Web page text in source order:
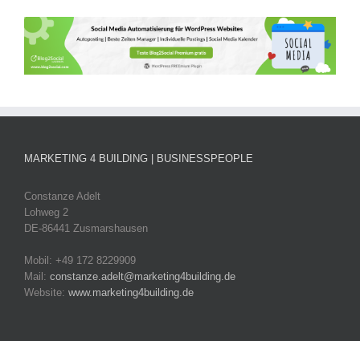
MARKETING 4 BUILDING | BUSINESSPEOPLE
Constanze Adelt
Lohweg 2
DE-86441 Zusmarshausen
Mobil: +49 172 8229909
Mail: constanze.adelt@marketing4building.de
Website: www.marketing4building.de